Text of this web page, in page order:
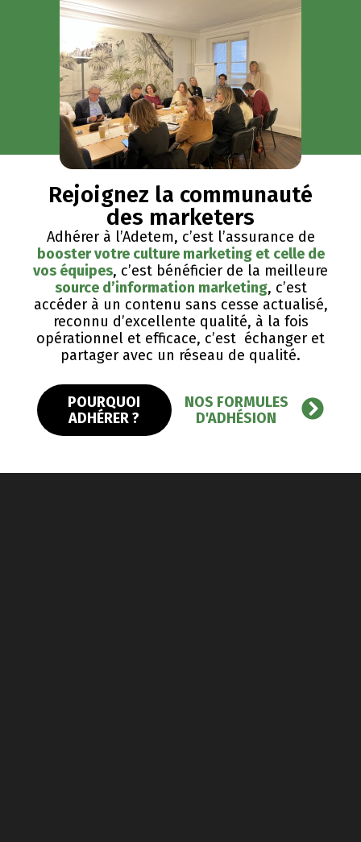
Rejoignez la communauté
des marketers
Adhérer à l’Adetem, c’est l’assurance de
booster votre culture marketing et celle de
vos équipes, c’est bénéficier de la meilleure
source d’information marketing, c’est
accéder à un contenu sans cesse actualisé,
reconnu d’excellente qualité, ​à la fois
opérationnel et efficace, c’est échanger et
partager avec un réseau de qualité.
POURQUOI
ADHÉRER ?
NOS FORMULES
D'ADHÉSION